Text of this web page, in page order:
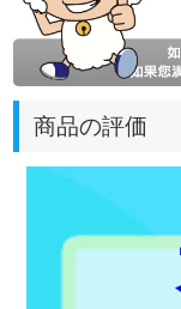
商品の評価